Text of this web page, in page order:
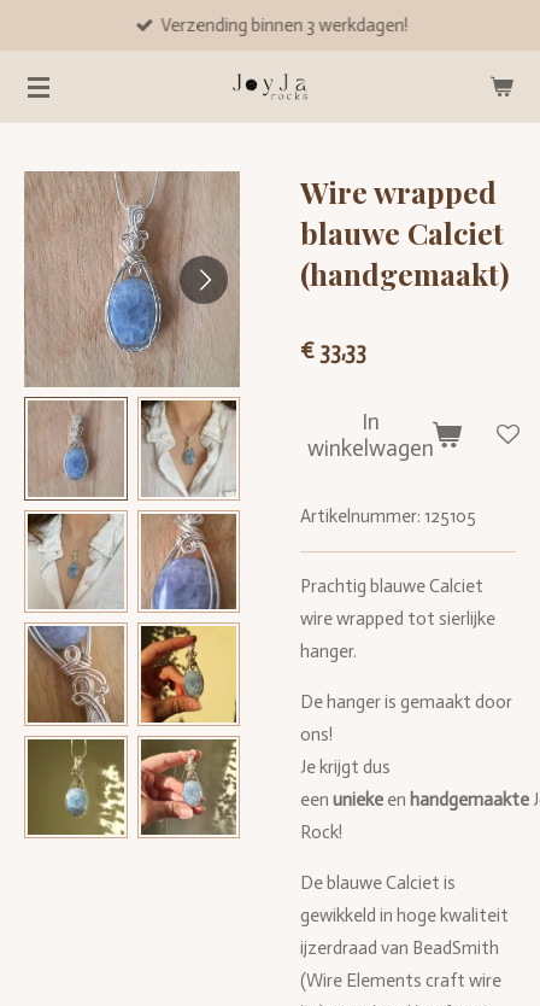
naar
de
Verzending binnen 3 werkdagen!
Wire wrapped
blauwe Calciet
(handgemaakt)
€ 33,33
In
winkelwagen
Artikelnummer: 125105
Prachtig blauwe Calciet
wire wrapped tot sierlijke
hanger.
De hanger is gemaakt door
ons!
Je krijgt dus
een unieke en handgemaakte
Rock!
De blauwe Calciet is
gewikkeld in hoge kwaliteit
ijzerdraad van BeadSmith
(Wire Elements craft wire